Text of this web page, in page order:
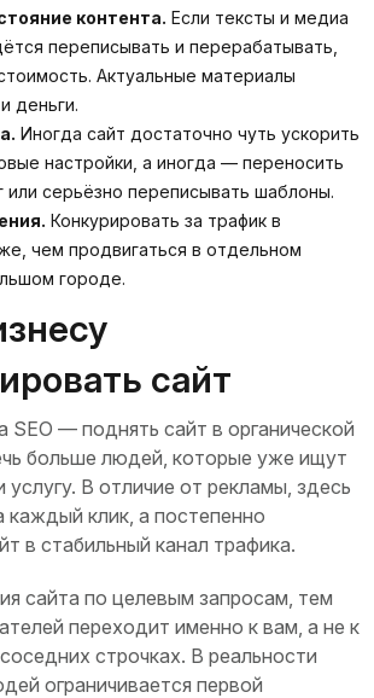
контента. Если тексты и медиа
переписывать и перерабатывать,
Актуальные материалы
деньги.
Иногда сайт достаточно чуть ускорить
настройки, а иногда — переносить
или серьёзно переписывать шаблоны.
Конкурировать за трафик в
чем продвигаться в отдельном
городе.
сайт
SEO — поднять сайт в органической
больше людей, которые уже ищут
В отличие от рекламы, здесь
каждый клик, а постепенно
в стабильный канал трафика.
сайта по целевым запросам, тем
переходит именно к вам, а не к
строчках. В реальности
ограничивается первой